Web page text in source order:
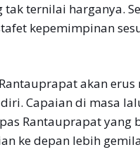
ternilai harganya.
kepemimpinan
akan erus
Capaian di masa
Rantauprapat yang
ke depan lebih